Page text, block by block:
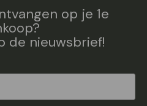
op je 1e
de nieuwsbrief!